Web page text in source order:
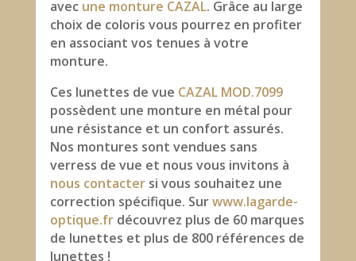
avec une monture CAZAL. Grâce au large
choix de coloris vous pourrez en profiter
en associant vos tenues à votre
monture.
Ces lunettes de vue CAZAL MOD.7099
possèdent une monture en métal pour
une résistance et un confort assurés.
Nos montures sont vendues sans
verress de vue et nous vous invitons à
nous contactersi vous souhaitez une
correction spécifique. Surwww.lagarde-
optique.frdécouvrez plus de 60 marques
de lunettes et plus de 800 références de
lunettes !